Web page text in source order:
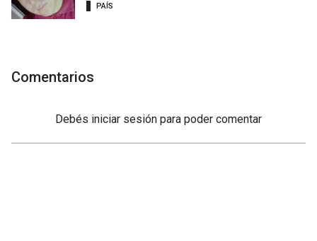
PAÍS
Comentarios
Debés iniciar sesión para poder comentar